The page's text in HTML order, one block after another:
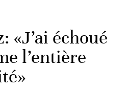
«J’ai échoué
l’entière